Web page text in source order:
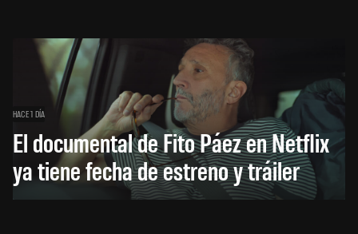
HACE 1 DÍA
El documental de Fito Páez en Netflix
ya tiene fecha de estreno y tráiler